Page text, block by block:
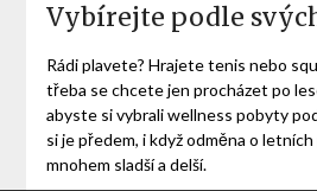
Vybírejte podle
Rádi plavete? Hrajete tenis nebo
třeba se chcete jen procházet po
abyste si vybraliwellness pobyty
si je předem, i když odměna o
mnohem sladší a delší.